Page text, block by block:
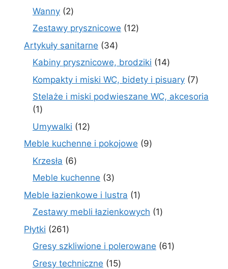
Wanny 22
produkty
Zestawy prysznicowe 1212
Artykuły sanitarne 3434
produkty
Kabiny prysznicowe, brodziki 1414
produktów
Kompakty i miski WC, bidety i pisuary 77
Stelaże i miski podwieszane WC, akcesoria
11
produkt
Umywalki 1212
produktów
Meble kuchenne i pokojowe 99
Krzesła 66
produktów
Meble kuchenne 33
produkty
Meble łazienkowe i lustra 11
produkt
Zestawy mebli łazienkowych 11
Płytki 261261
produktów
Gresy szkliwione i polerowane 6161
Gresy techniczne 1515